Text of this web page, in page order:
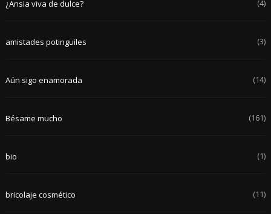
¿Ansia viva de dulce? (4)
amistades potinguiles (3)
Aún sigo enamorada (14)
Bésame mucho (161)
bio (1)
bricolaje cosmético (11)